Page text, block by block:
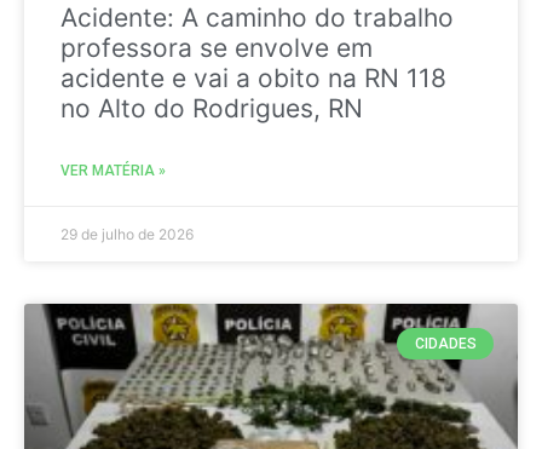
Acidente: A caminho do trabalho
professora se envolve em
acidente e vai a obito na RN 118
no Alto do Rodrigues, RN
VER MATÉRIA »
29 de julho de 2026
CIDADES